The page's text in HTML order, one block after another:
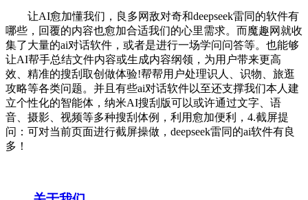
让AI愈加懂我们，良多网敌对奇和deepseek雷同的软件有
哪些，回覆的内容也愈加合适我们的心里需求。而魔趣网就收
集了大量的ai对话软件，或者是进行一场学问问答等。也能够
让AI帮手总结文件内容或生成内容纲领，为用户带来更高
效、精准的搜刮取创做体验!帮帮用户处理识人、识物、旅逛
攻略等各类问题。并且有些ai对话软件以至还支撑我们本人建
立个性化的智能体，纳米AI搜刮版可以或许通过文字、语
音、摄影、视频等多种搜刮体例，利用愈加便利，4.截屏提
问：可对当前页面进行截屏操做，deepseek雷同的ai软件有良
多！